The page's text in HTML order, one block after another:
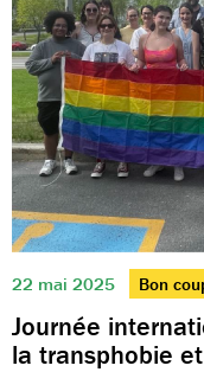
22 mai 2025 Bon
Journée
la transphobie